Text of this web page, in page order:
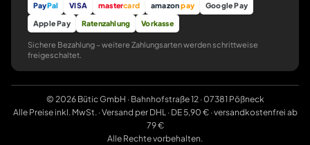
PayPal VISA mastercard amazonpay
Google Pay
Apple Pay
Ratenzahlung Vorkasse
Sichere Bezahlung – weitere Zahlungsarten werden schrittweise
freigeschaltet.
© 2026 Bütic GmbH · Bahnhofstraße 12 · 07381 Pößneck
Alle Preise inkl. MwSt. · Versand per DHL · DE 5,90 € · versandkostenfrei ab
79 €
Alle Rechte vorbehalten.